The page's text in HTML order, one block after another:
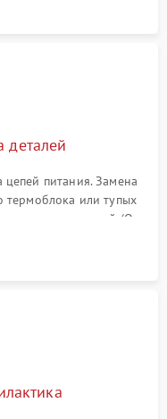
деталей
питания. Замена
термоблока или тупых
уплотнителей (O-
устранения